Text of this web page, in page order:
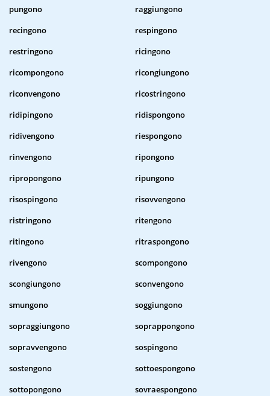
pungono
raggiungono
recingono
respingono
restringono
ricingono
ricompongono
ricongiungono
riconvengono
ricostringono
ridipingono
ridispongono
ridivengono
riespongono
rinvengono
ripongono
ripropongono
ripungono
risospingono
risovvengono
ristringono
ritengono
ritingono
ritraspongono
rivengono
scompongono
scongiungono
sconvengono
smungono
soggiungono
sopraggiungono
soprappongono
sopravvengono
sospingono
sostengono
sottoespongono
sottopongono
sovraespongono